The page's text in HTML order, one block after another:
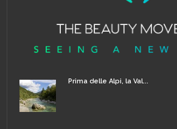
Prima delle Alpi, la Val...